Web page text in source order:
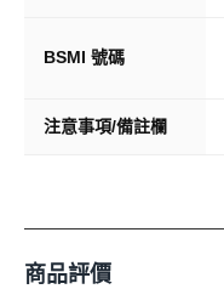
BSMI 號碼
注意事項/備註欄
商品評價